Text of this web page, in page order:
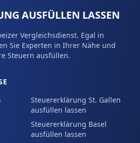
AUSFÜLLEN LASSEN
Vergleichsdienst. Egal in
Sie Experten in Ihrer Nähe und
Steuern ausfüllen.
Steuererklärung St. Gallen
ausfüllen lassen
Steuererklärung Basel
ausfüllen lassen